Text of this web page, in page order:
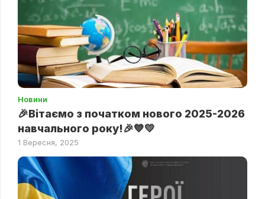
Новини
🎉Вітаємо з початком нового 2025-2026
навчального року!🎉💙💛
1 Вересня, 2025